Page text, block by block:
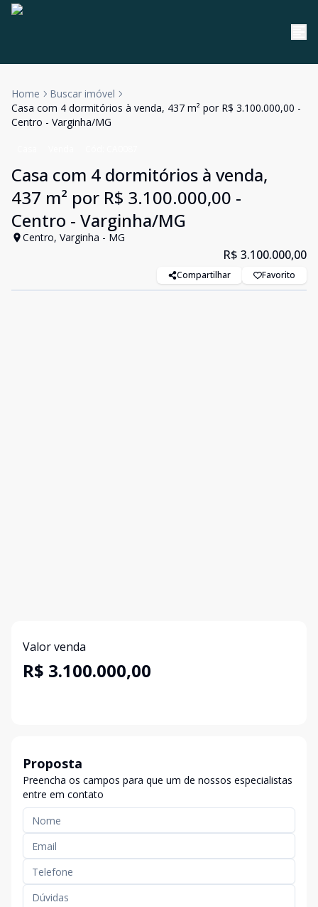
Home
Buscar imóvel
Casa com 4 dormitórios à venda, 437 m² por R$ 3.100.000,00 -
Centro - Varginha/MG
Casa com 4 dormitórios à venda,
437 m² por R$ 3.100.000,00 -
Centro - Varginha/MG
Centro, Varginha - MG
R$ 3.100.000,00
Compartilhar Favorito
Valor venda
R$ 3.100.000,00
Proposta
Preencha os campos para que um de nossos especialistas
entre em contato